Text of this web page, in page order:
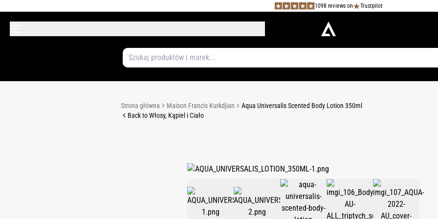
1098 reviews on Trustpilot
Strona główna Maison Francis Kurkdjian
Aqua Universalis Scented Body Lotion 350ml
Back to Włosy, Kąpiel i Ciało